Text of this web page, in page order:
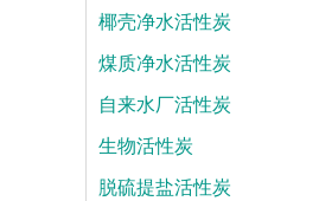
椰壳净水活性炭
煤质净水活性炭
自来水厂活性炭
生物活性炭
脱硫提盐活性炭